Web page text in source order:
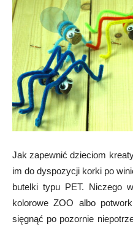
Jak zapewnić dzieciom
im do dyspozycji korki po
butelki typu PET. Niczego
kolorowe ZOO albo
sięgnąć po pozornie